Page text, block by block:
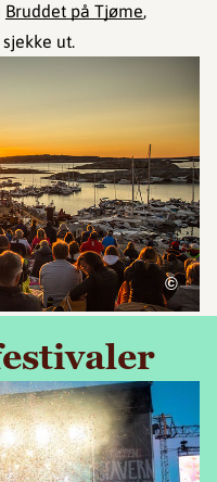
Bruddet på Tjøme,
ut.
©